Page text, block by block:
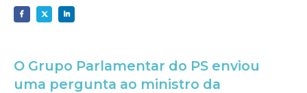
O Grupo Parlamentar do PS enviou
uma pergunta ao ministro da